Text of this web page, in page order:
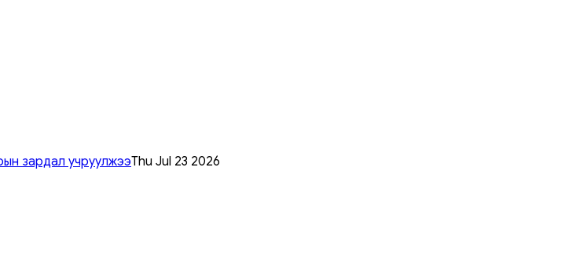
зардал учруулжээThu Jul 23 2026